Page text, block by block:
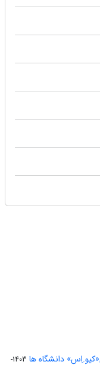
دانشگاه ها
1403-